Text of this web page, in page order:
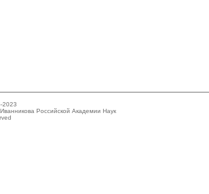
2023
Российской Академии Наук